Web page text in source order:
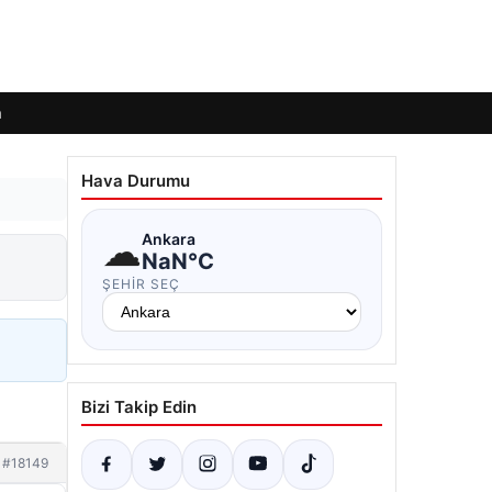
#18149
Hava Durumu
☁Ankara
NaN°C
ŞEHIR SEÇ
Bizi Takip Edin